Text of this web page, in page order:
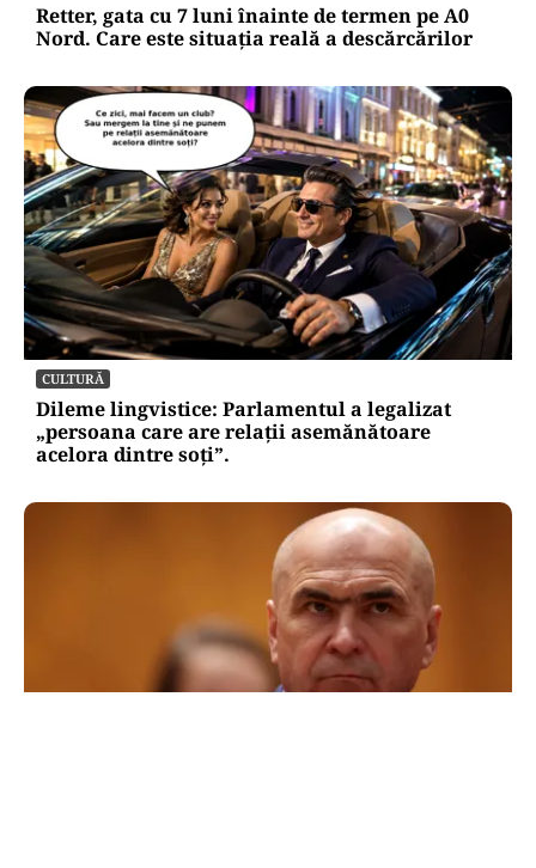
Retter, gata cu 7 luni înainte de termen pe A0
Nord. Care este situația reală a descărcărilor
CULTURĂ
Dileme lingvistice: Parlamentul a legalizat
„persoana care are relații asemănătoare
acelora dintre soți”.